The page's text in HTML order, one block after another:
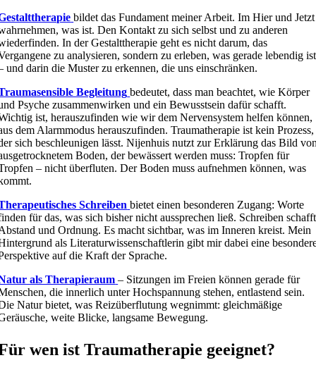
bildet das Fundament meiner Arbeit. Im Hier und Jetzt
was ist. Den Kontakt zu sich selbst und zu anderen
In der Gestalttherapie geht es nicht darum, das
zu analysieren, sondern zu erleben, was gerade lebendig ist
und darin die Muster zu erkennen, die uns einschränken.
Begleitung bedeutet, dass man beachtet, wie Körper
Psyche zusammenwirken und ein Bewusstsein dafür schafft.
ist, herauszufinden wie wir dem Nervensystem helfen können,
dem Alarmmodus herauszufinden. Traumatherapie ist kein Prozess,
sich beschleunigen lässt. Nijenhuis nutzt zur Erklärung das Bild
Boden, der bewässert werden muss: Tropfen für
– nicht überfluten. Der Boden muss aufnehmen können, was
Schreiben bietet einen besonderen Zugang: Worte
für das, was sich bisher nicht aussprechen ließ. Schreiben schafft
und Ordnung. Es macht sichtbar, was im Inneren kreist. Mein
als Literaturwissenschaftlerin gibt mir dabei eine
auf die Kraft der Sprache.
als Therapieraum – Sitzungen im Freien können gerade für
die innerlich unter Hochspannung stehen, entlastend sein.
Natur bietet, was Reizüberflutung wegnimmt: gleichmäßige
weite Blicke, langsame Bewegung.
wen ist Traumatherapie geeignet?